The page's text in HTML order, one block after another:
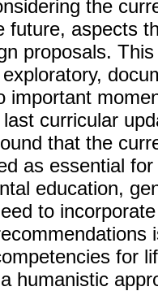
the
future, aspects
proposals.
important
curricular
that the
as essential
education,
to
for
humanistic